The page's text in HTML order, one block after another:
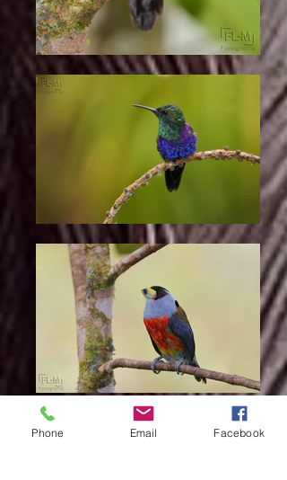
Phone Email Facebook